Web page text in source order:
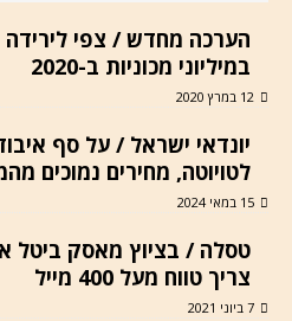
הערכה מחדש / צפי לירידה
במיליוני מכוניות ב-2020
12 במרץ 2020
יונדאי ישראל / על סף
לטויוטה, מחירים נמוכים
15 במאי 2024
צריך טווח מעל 400 מייל
7 ביוני 2021